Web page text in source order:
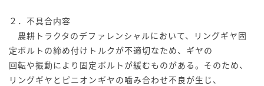
２．不具合内容
農耕トラクタのデファレンシャルにおいて、リングギヤ固
定ボルトの締め付けトルクが不適切なため、ギヤの
回転や振動により固定ボルトが緩むものがある。そのため、
リングギヤとピニオンギヤの噛み合わせ不良が生じ、